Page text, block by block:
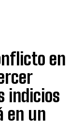
en
indicios
en un